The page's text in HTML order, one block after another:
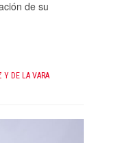
de su
Y DE LA VARA